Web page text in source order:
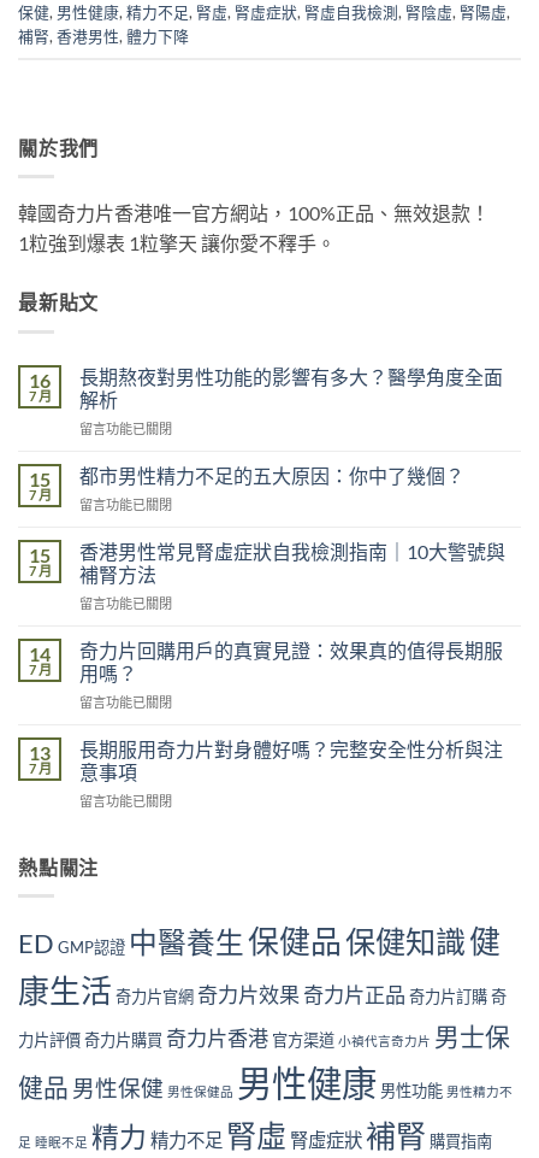
保健, 男性健康, 精力不足, 腎虛, 腎虛症狀, 腎虛自我檢測, 腎陰虛, 腎陽虛,
補腎, 香港男性, 體力下降
關於我們
韓國奇力片香港唯一官方網站，100%正品、無效退款！
1粒強到爆表 1粒擎天 讓你愛不釋手。
最新貼文
16
7 月
長期熬夜對男性功能的影響有多大？醫學角度全面
解析
在
期
熬
夜
男
性
能
影
響
有
多
醫
學
角
面
解
留言功能已關閉
15
7 月
都市男性精力不足的五大原因：你中了幾個？
在
市
男
性
精
不
足
的
五
原
因：
中
個？〉
留言功能已關閉
15
7 月
香港男性常見腎虛症狀自我檢測指南｜10大警號與
補腎方法
在
港
男
性
常
腎
虛
症
狀
檢
｜
大
號
與
腎
法〉
留言功能已關閉
14
7 月
奇力片回購用戶的真實見證：效果真的值得長期服
用嗎？
在
力
片
回
購
的
證：
果
真
值
長
用
留言功能已關閉
13
7 月
長期服用奇力片對身體好嗎？完整安全性分析與注
意事項
在
服
用
片
身
體
嗎？
整
性
留言功能已關閉
熱點關注
ED GMP認證 中醫養生保健品保健知識健
康生活 奇力片官網 奇力片效果 奇力片正品 奇力片訂購奇
力片評價奇力片購買 奇力片香港 官方渠道 小禎代言奇力片 男士保
健品 男性保健 男性保健品 男性健康 男性功能 男性精力不
足 睡眠不足 精力 精力不足 腎虛 腎虛症狀補腎 購買指南